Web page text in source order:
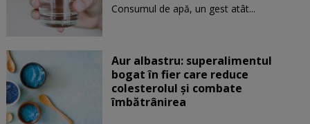
Consumul de apă, un gest atât...
Aur albastru: superalimentul
bogat în fier care reduce
colesterolul și combate
îmbătrânirea